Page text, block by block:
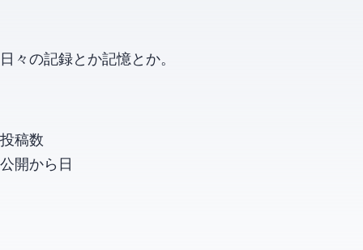
日々の記録とか記憶とか。
投稿数
公開から 日